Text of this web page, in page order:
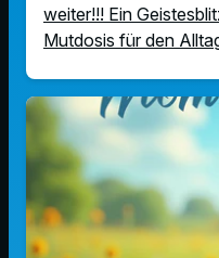
weiter!!! Ein
Mutdosis für den